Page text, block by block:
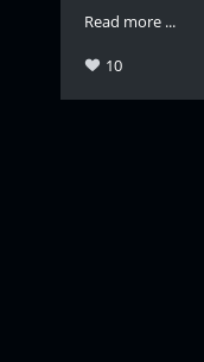
Read more ...
10